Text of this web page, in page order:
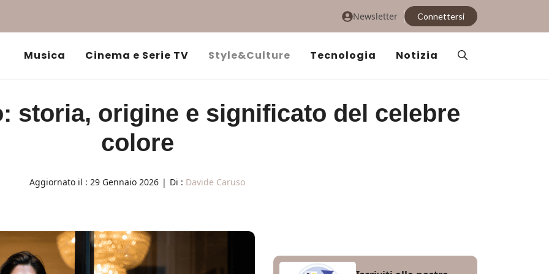
Newsletter Connettersi
Musica Cinema e Serie TV Style&Culture Tecnologia Notizia
storia, origine e significato del celebre
colore
Aggiornato il : 29 Gennaio 2026 | Di : Davide Caruso